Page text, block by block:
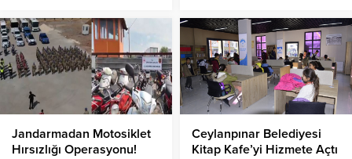
Düzenleniyor
Jandarmadan Motosiklet
Hırsızlığı Operasyonu!
Ceylanpınar Belediyesi
Kitap Kafe’yi Hizmete Açtı